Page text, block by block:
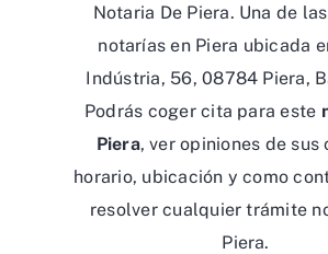
Notaria De Piera. Una de
notarías en Piera ubicada
Indústria, 56, 08784 Piera,
Podrás coger cita para este
Piera, ver opiniones de sus
horario, ubicación y como
resolver cualquier trámite
Piera.